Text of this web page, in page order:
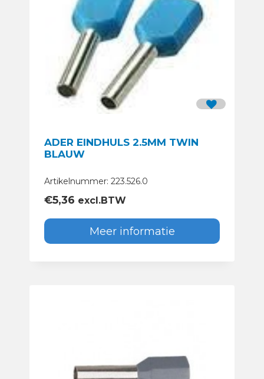
ADER EINDHULS 2.5MM TWIN
BLAUW
Artikelnummer: 223.526.0
€5,36 excl.BTW
Meer informatie